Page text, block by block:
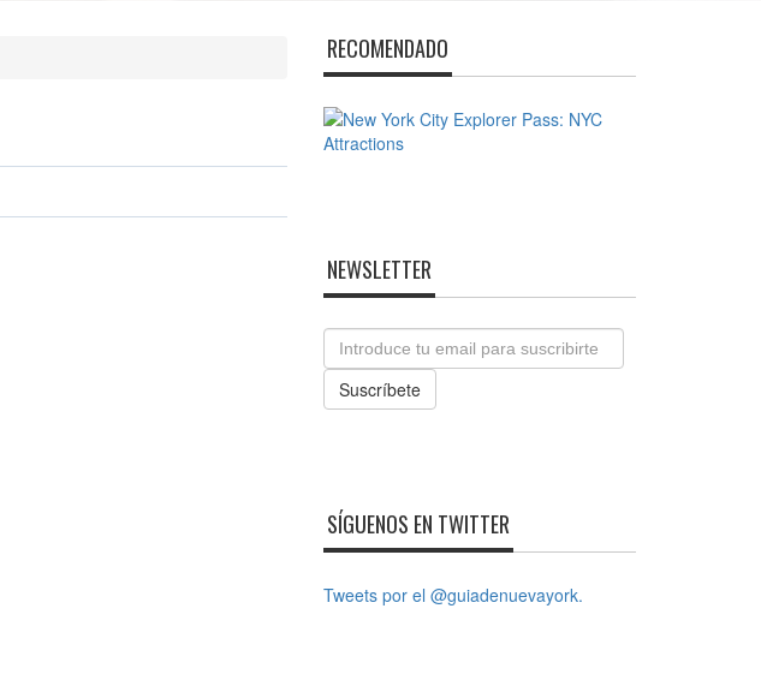
RECOMENDADO
NEWSLETTER
Email
Suscríbete
SÍGUENOS EN TWITTER
Tweets por el @guiadenuevayork.